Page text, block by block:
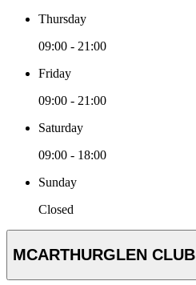
Thursday
09:00 - 21:00
Friday
09:00 - 21:00
Saturday
09:00 - 18:00
Sunday
Closed
MCARTHURGLEN CLUB